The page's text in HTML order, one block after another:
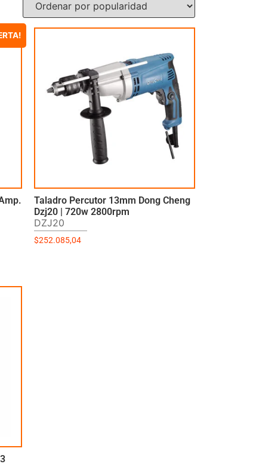
Taladro Percutor 13mm Dong Cheng
Dzj20 | 720w 2800rpm
DZJ20
$252.085,04